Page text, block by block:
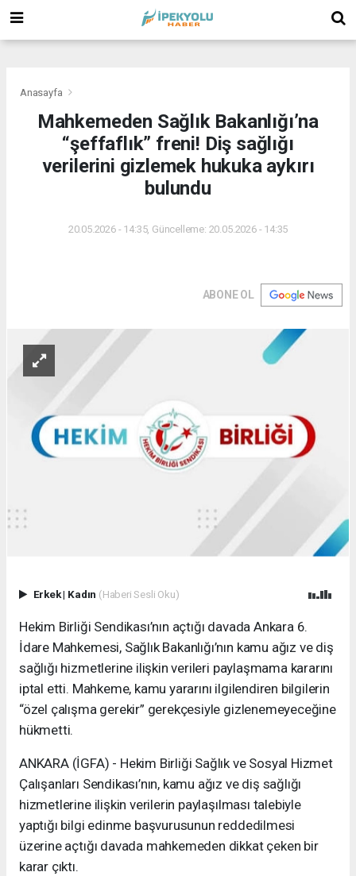
Anasayfa
Mahkemeden Sağlık Bakanlığı’na
“şeffaflık” freni! Diş sağlığı
verilerini gizlemek hukuka aykırı
bulundu
20.05.2026 - 14:35, Güncelleme: 20.05.2026 - 14:35
ABONE OL
Erkek| Kadın (Haberi Sesli Oku)
Hekim Birliği Sendikası’nın açtığı davada Ankara 6.
İdare Mahkemesi, Sağlık Bakanlığı’nın kamu ağız ve diş
sağlığı hizmetlerine ilişkin verileri paylaşmama kararını
iptal etti. Mahkeme, kamu yararını ilgilendiren bilgilerin
“özel çalışma gerekir” gerekçesiyle gizlenemeyeceğine
hükmetti.
ANKARA (İGFA) - Hekim Birliği Sağlık ve Sosyal Hizmet
Çalışanları Sendikası’nın, kamu ağız ve diş sağlığı
hizmetlerine ilişkin verilerin paylaşılması talebiyle
yaptığı bilgi edinme başvurusunun reddedilmesi
üzerine açtığı davada mahkemeden dikkat çeken bir
karar çıktı.